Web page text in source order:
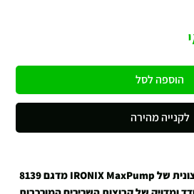
הוספה לסל
לקנייה מהירה
מכונת הירך הפנימית והחיצונית של IRONIX MaxPump מדגם 8139